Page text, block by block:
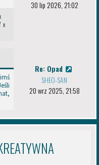
dla wszystkich
o zapoznanie się z nim w
. Jesteśmy otwarci na
nad nowym regulaminem i
x
30 lip 2026, 21:02
Re: Opad
SHEO-SAN
20 wrz 2025, 21:58